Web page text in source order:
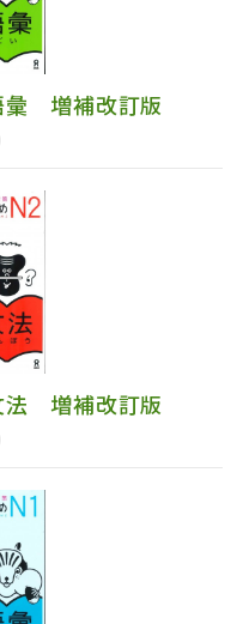
増補改訂版
増補改訂版